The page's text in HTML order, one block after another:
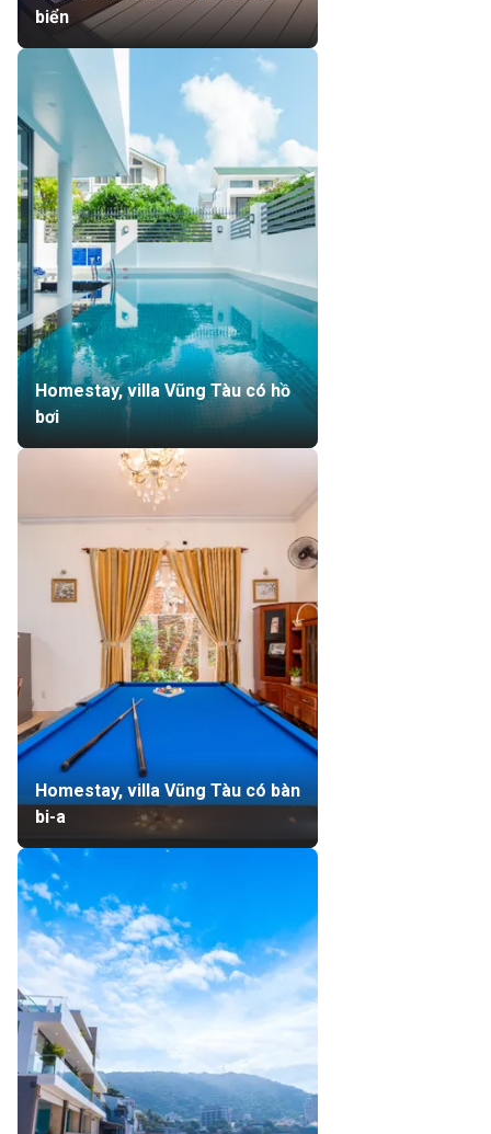
biển
Homestay, villa Vũng Tàu có hồ
bơi
Homestay, villa Vũng Tàu có bàn
bi-a